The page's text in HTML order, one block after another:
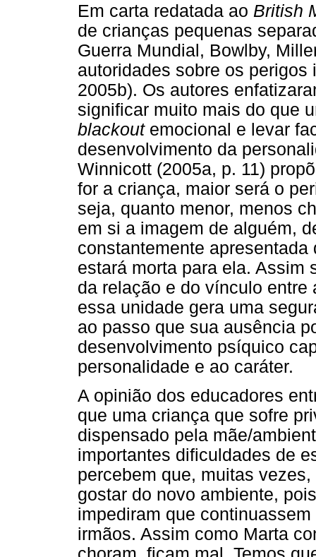
Em carta redatada ao British
de crianças pequenas
Guerra Mundial, Bowlby,
autoridades sobre os
2005b). Os autores
significar muito mais do que
blackout emocional e levar
desenvolvimento da
Winnicott (2005a, p. 11)
for a criança, maior será o
seja, quanto menor, menos
em si a imagem de alguém,
constantemente
estará morta para ela. Assim
da relação e do vínculo
essa unidade gera uma
ao passo que sua ausência
desenvolvimento psíquico
personalidade e ao caráter.
A opinião dos educadores
que uma criança que sofre
dispensado pela mãe/
importantes dificuldades de
percebem que, muitas
gostar do novo ambiente,
impediram que
irmãos. Assim como Marta